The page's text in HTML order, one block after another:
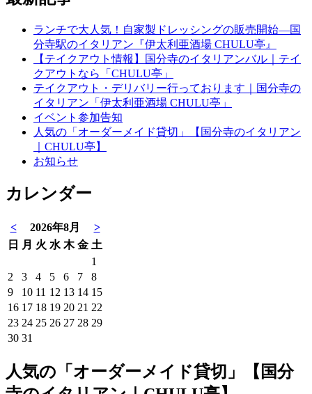
ランチで大人気！自家製ドレッシングの販売開始―国
分寺駅のイタリアン『伊太利亜酒場 CHULU亭』
【テイクアウト情報】国分寺のイタリアンバル｜テイ
クアウトなら「CHULU亭」
テイクアウト・デリバリー行っております｜国分寺の
イタリアン「伊太利亜酒場 CHULU亭」
イベント参加告知
人気の「オーダーメイド貸切」【国分寺のイタリアン
｜CHULU亭】
お知らせ
カレンダー
< 2026年8月
>
日
月 火 水 木 金 土
1
2
3 4 5 6 7
8
9
10 11 12 13 14 15
16 17 18 19 20 21 22
23 24 25 26 27 28 29
30 31
人気の「オーダーメイド貸切」【国分